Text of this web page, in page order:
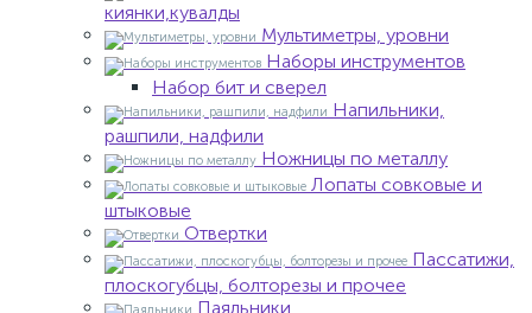
киянки,кувалды
Мультиметры, уровни
Наборы инструментов
Набор бит и сверел
Напильники,
рашпили, надфили
Ножницы по металлу
Лопаты совковые и
штыковые
Отвертки
Пассатижи,
плоскогубцы, болторезы и прочее
Паяльники